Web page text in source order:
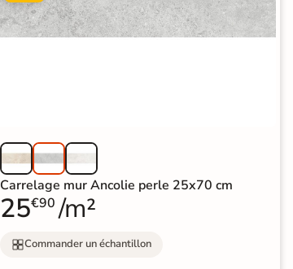
Carrelage mur Ancolie perle 25x70 cm
25€90 /m²
Commander un échantillon